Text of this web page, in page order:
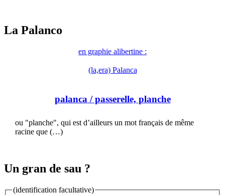
La Palanco
en graphie alibertine :
(la,era) Palanca
palanca / passerelle, planche
ou "planche", qui est d’ailleurs un mot français de même
racine que (…)
Un gran de sau ?
(identification facultative)